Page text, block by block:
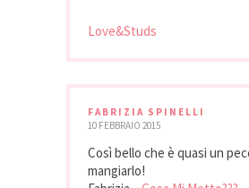
Love&Studs
FABRIZIA SPINELLI
10 FEBBRAIO 2015
Così bello che è quasi un
mangiarlo!